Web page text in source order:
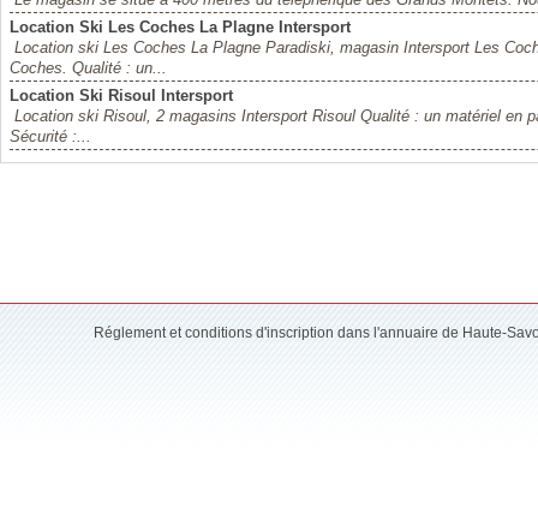
Location Ski Les Coches La Plagne Intersport
Location ski Les Coches La Plagne Paradiski, magasin Intersport Les
Coches. Qualité : un...
Location Ski Risoul Intersport
Location ski Risoul, 2 magasins Intersport Risoul Qualité : un matériel en
Sécurité :...
Réglement et conditions d'inscription dans l'annuaire de Haute-